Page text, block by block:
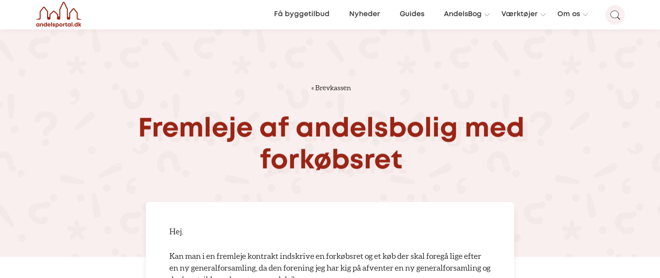
Få byggetilbud Nyheder Guides AndelsBog Værktøjer Om os
«Brevkassen
Fremleje af andelsbolig med
forkøbsret
Hej.
Kan man i en fremleje kontrakt indskrive en forkøbsret og et køb der skal foregå lige efter
en ny generalforsamling, da den forening jeg har kig på afventer en ny generalforsamling og